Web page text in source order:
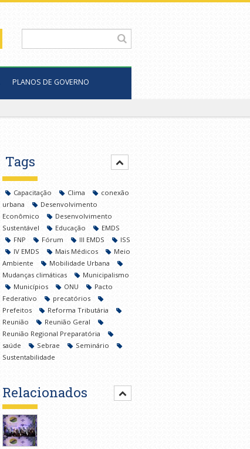
PLANOS DE GOVERNO
Tags
Capacitação Clima
conexão
urbana
Desenvolvimento
Econômico
Desenvolvimento
Sustentável
Educação
EMDS
FNP
Fórum III EMDS
ISS
IV EMDS
Mais Médicos
Meio
Ambiente
Mobilidade Urbana
Mudanças climáticas
Municipalismo
Municípios
ONU
Pacto
Federativo
precatórios
Prefeitos
Reforma Tributária
Reunião
Reunião Geral
Reunião Regional Preparatória
saúde
Sebrae
Seminário
Sustentabilidade
Relacionados